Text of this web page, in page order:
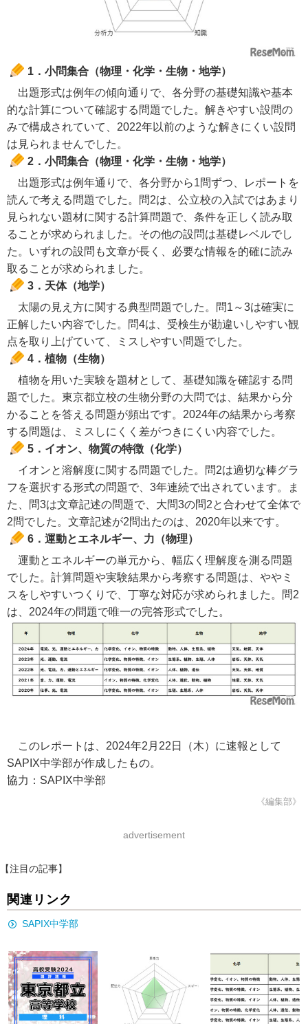
1．小問集合（物理・化学・生物・地学）
出題形式は例年の傾向通りで、各分野の基礎知識や基本
的な計算について確認する問題でした。解きやすい設問の
みで構成されていて、2022年以前のような解きにくい設問
は見られませんでした。
2．小問集合（物理・化学・生物・地学）
出題形式は例年通りで、各分野から1問ずつ、レポートを
読んで考える問題でした。問2は、公立校の入試ではあまり
見られない題材に関する計算問題で、条件を正しく読み取
ることが求められました。その他の設問は基礎レベルでし
た。いずれの設問も文章が長く、必要な情報を的確に読み
取ることが求められました。
3．天体（地学）
太陽の見え方に関する典型問題でした。問1～3は確実に
正解したい内容でした。問4は、受検生が勘違いしやすい観
点を取り上げていて、ミスしやすい問題でした。
4．植物（生物）
植物を用いた実験を題材として、基礎知識を確認する問
題でした。東京都立校の生物分野の大問では、結果から分
かることを答える問題が頻出です。2024年の結果から考察
する問題は、ミスしにくく差がつきにくい内容でした。
5．イオン、物質の特徴（化学）
イオンと溶解度に関する問題でした。問2は適切な棒グラ
フを選択する形式の問題で、3年連続で出されています。ま
た、問3は文章記述の問題で、大問3の問2と合わせて全体で
2問でした。文章記述が2問出たのは、2020年以来です。
6．運動とエネルギー、力（物理）
運動とエネルギーの単元から、幅広く理解度を測る問題
でした。計算問題や実験結果から考察する問題は、ややミ
スをしやすいつくりで、丁寧な対応が求められました。問2
は、2024年の問題で唯一の完答形式でした。
このレポートは、2024年2月22日（木）に速報として
SAPIX中学部が作成したもの。
協力：SAPIX中学部
《編集部》
advertisement
【注目の記事】
関連リンク
SAPIX中学部